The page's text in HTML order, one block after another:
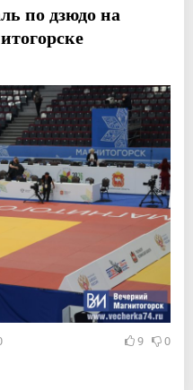
по дзюдо на
9 0